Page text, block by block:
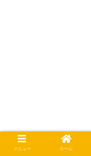
メニュー ホーム